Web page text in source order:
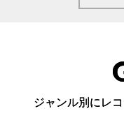
ジャンル別にレ